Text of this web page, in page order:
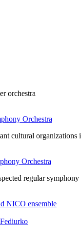
orchestra
Orchestra
cultural organizations
Orchestra
regular
NICO ensemble